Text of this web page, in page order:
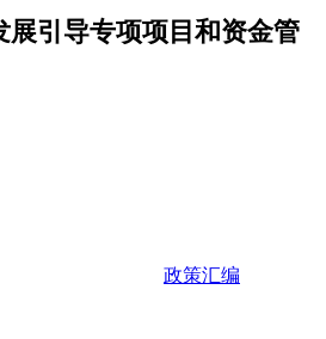
展引导专项项目和资金管
政策汇编